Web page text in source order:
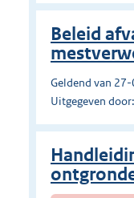
Beleid
Geldend van
Uitgegeven